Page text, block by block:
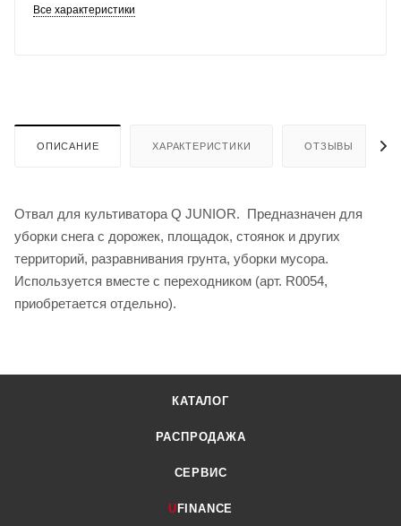
Все характеристики
ОПИСАНИЕ ХАРАКТЕРИСТИКИ ОТЗЫВЫ
Отвал для культиватора Q JUNIOR. Предназначен для
уборки снега с дорожек, площадок, стоянок и других
территорий, разравнивания грунта, уборки мусора.
Используется вместе с переходником (арт. R0054,
приобретается отдельно).
КАТАЛОГ
РАСПРОДАЖА
СЕРВИС
U FINANCE